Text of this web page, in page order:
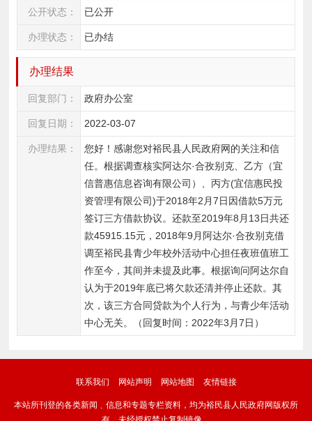
公开状态： 已公开
办理状态： 已办结
办理结果
回复部门： 政府办公室
回复日期： 2022-03-07
办理结果：
您好！感谢您对裕民县人民政府网的关注和信
任。根据调查核实阿达尔·合孜别克、乙方（宜
信普惠信息咨询有限公司）、丙方(宜信惠民投
资管理有限公司)于2018年2月7日因借款5万元
签订三方借款协议。还款至2019年8月13日共还
款45915.15元，2018年9月阿达尔·合孜别克借
调至裕民县青少年校外活动中心担任夜班值班工
作至今，其间并未提及此事。根据询问阿达尔自
认为于2019年底已将欠款还清并停止还款。其
次，该三方合同贷款为个人行为，与青少年活动
中心无关。（回复时间：2022年3月7日）
联系我们 网站声明 网站地图 友情链接
本站所刊登的各类新闻﹑信息和专题专栏资料，均为裕民县人民政府网版权所